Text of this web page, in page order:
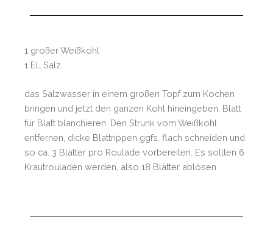
1 großer Weißkohl
1 EL Salz
das Salzwasser in einem großen Topf zum Kochen
bringen und jetzt den ganzen Kohl hineingeben, Blatt
für Blatt blanchieren. Den Strunk vom Weißkohl
entfernen, dicke Blattrippen ggfs. flach schneiden und
so ca. 3 Blätter pro Roulade vorbereiten. Es sollten 6
Krautrouladen werden, also 18 Blätter ablösen.